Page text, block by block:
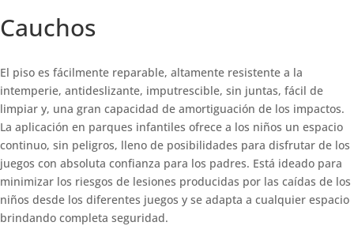
Cauchos
El piso es fácilmente reparable, altamente resistente a la
intemperie, antideslizante, imputrescible, sin juntas, fácil de
limpiar y, una gran capacidad de amortiguación de los impactos.
La aplicación en parques infantiles ofrece a los niños un espacio
continuo, sin peligros, lleno de posibilidades para disfrutar de los
juegos con absoluta confianza para los padres. Está ideado para
minimizar los riesgos de lesiones producidas por las caídas de los
niños desde los diferentes juegos y se adapta a cualquier espacio
brindando completa seguridad.